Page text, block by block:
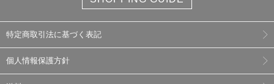
特定商取引法に基づく表記
個人情報保護方針